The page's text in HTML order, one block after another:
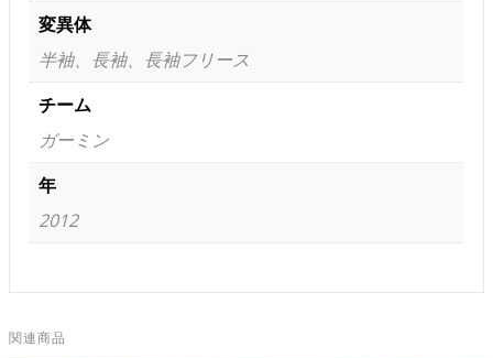
変異体
半袖、長袖、長袖フリース
チーム
ガーミン
年
2012
関連商品